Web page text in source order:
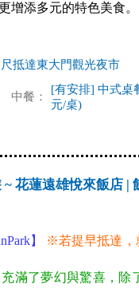
增添多元的特色美食。
抵達東大門觀光夜市
中餐：
[有安排] 中式桌
元/桌)
花蓮遠雄悅來飯店 |
】
※若提早抵達，
滿了夢幻與驚喜，